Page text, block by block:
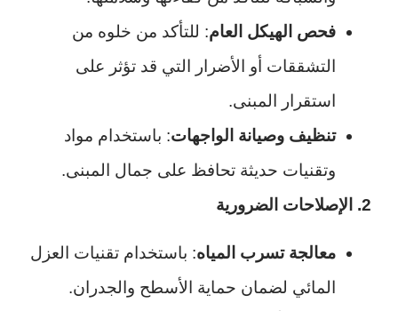
فحص الهيكل العام: للتأكد من خلوه من
التشققات أو الأضرار التي قد تؤثر على
استقرار المبنى.
تنظيف وصيانة الواجهات: باستخدام مواد
وتقنيات حديثة تحافظ على جمال المبنى.
2. الإصلاحات الضرورية
معالجة تسرب المياه: باستخدام تقنيات العزل
المائي لضمان حماية الأسطح والجدران.